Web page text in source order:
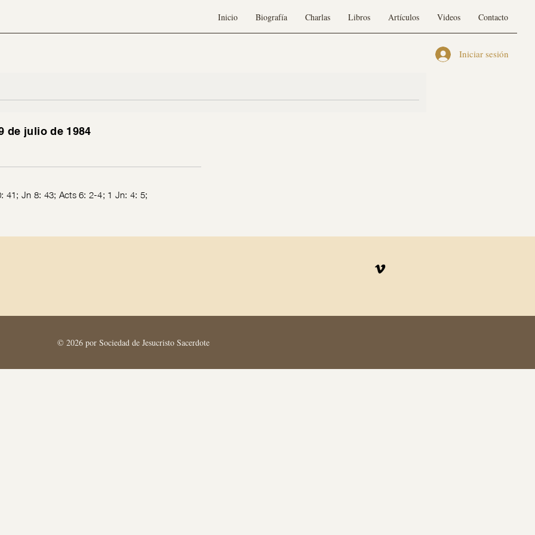
Inicio Biografía Charlas Libros Artículos Videos Contacto
Iniciar sesión
de julio de 1984
41; Jn 8: 43; Acts 6: 2-4; 1 Jn: 4: 5;
© 2026 por Sociedad de Jesucristo Sacerdote